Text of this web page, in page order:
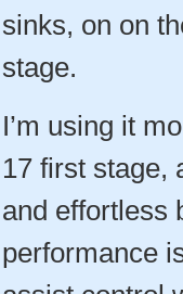
sinks, on on
stage.
I’m using it
17 first stage,
and effortless
performance